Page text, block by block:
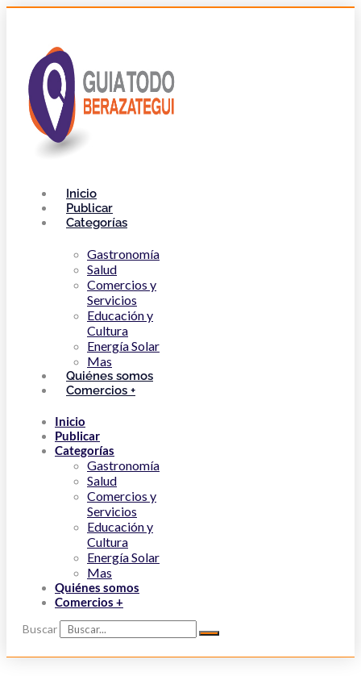
Inicio
Publicar
Categorías
Gastronomía
Salud
Comercios y
Servicios
Educación y
Cultura
Energía Solar
Mas
Quiénes somos
Comercios +
Inicio
Publicar
Categorías
Gastronomía
Salud
Comercios y
Servicios
Educación y
Cultura
Energía Solar
Mas
Quiénes somos
Comercios +
Buscar